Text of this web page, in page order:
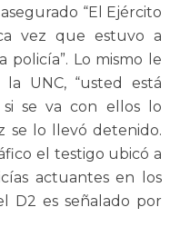
“El Ejército
vez que estuvo a
policía”. Lo mismo le
UNC, “usted está
si se va con ellos lo
se lo llevó detenido.
el testigo ubicó a
actuantes en los
D2 es señalado por